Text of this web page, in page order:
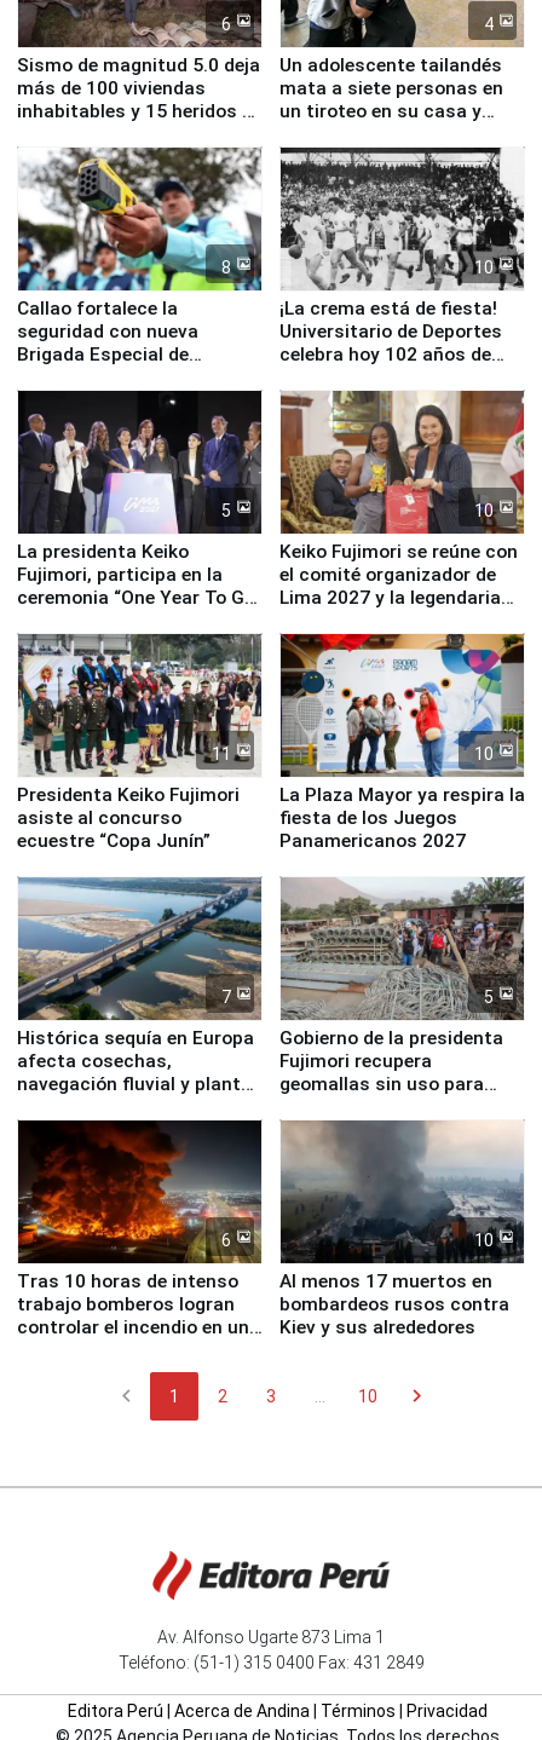
6
Sismo de magnitud 5.0 deja
más de 100 viviendas
inhabitables y 15 heridos en
4
Un adolescente tailandés
mata a siete personas en
un tiroteo en su casa y
8
Callao fortalece la
seguridad con nueva
Brigada Especial de
equipamiento para
Serenazgo
10
¡La crema está de fiesta!
Universitario de Deportes
celebra hoy 102 años de
5
La presidenta Keiko
Fujimori, participa en la
ceremonia “One Year To Go
10
Keiko Fujimori se reúne con
el comité organizador de
Lima 2027 y la legendaria
11
Presidenta Keiko Fujimori
asiste al concurso
ecuestre “Copa Junín”
10
La Plaza Mayor ya respira la
fiesta de los Juegos
Panamericanos 2027
7
Histórica sequía en Europa
afecta cosechas,
navegación fluvial y plantas
5
Gobierno de la presidenta
Fujimori recupera
geomallas sin uso para
Fenómeno El Niño
6
Tras 10 horas de intenso
trabajo bomberos logran
controlar el incendio en una
10
Al menos 17 muertos en
bombardeos rusos contra
Kiev y sus alrededores
chevron_left 1 2 3 10 chevron_right
Av. Alfonso Ugarte 873 Lima 1
Teléfono: (51-1) 315 0400 Fax: 431 2849
Editora Perú Acerca de Andina| Términos
Privacidad